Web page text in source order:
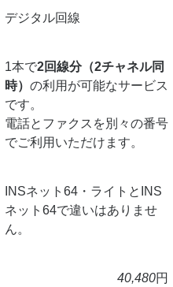
デジタル回線
1本で2回線分（2チャネル同
時） の利用が可能なサービス
です。
電話とファクスを別々の番号
でご利用いただけます。
INSネット64・ライトとINS
ネット64で違いはありませ
ん。
40,480円